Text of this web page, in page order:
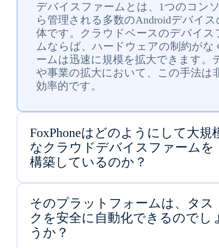
デバイスファームとは、1つのコン
ら管理される多数のAndroidデバイス
体です。クラウドベースのデバイス
ムならば、ハードウェアの制約がな
ームは迅速に規模を拡大できます。
や事業の拡大において、この手法は
効率的です。
FoxPhoneはどのようにして大規
なクラウドデバイスファームを
構築しているのか？
そのプラットフォームは、タス
クを安全に自動化できるのでし
うか？